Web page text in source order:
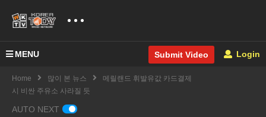
MENU Submit Video Login
Home 많이 본 뉴스
메릴랜드 휘발유값 카드결제
시 비싼 주유소 사라질 듯
AUTO NEXT